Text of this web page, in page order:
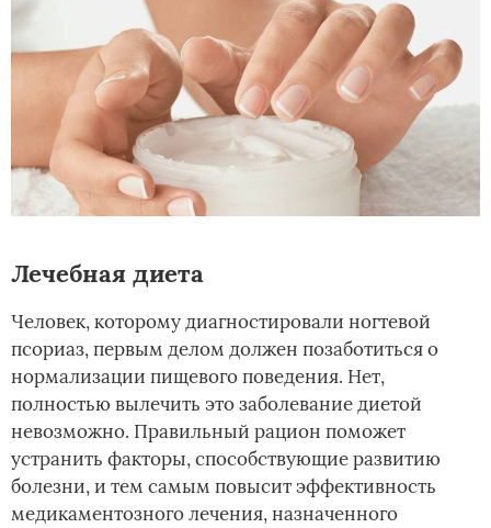
Лечебная диета
Человек, которому диагностировали ногтевой
псориаз, первым делом должен позаботиться о
нормализации пищевого поведения. Нет,
полностью вылечить это заболевание диетой
невозможно. Правильный рацион поможет
устранить факторы, способствующие развитию
болезни, и тем самым повысит эффективность
медикаментозного лечения, назначенного